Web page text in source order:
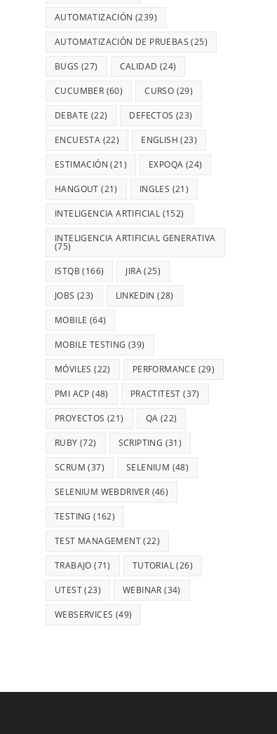
AUTOMATIZACIÓN (239)
AUTOMATIZACIÓN DE PRUEBAS (25)
BUGS (27) CALIDAD (24)
CUCUMBER (60) CURSO (29)
DEBATE (22) DEFECTOS (23)
ENCUESTA (22) ENGLISH (23)
ESTIMACIÓN (21) EXPOQA (24)
HANGOUT (21) INGLES (21)
INTELIGENCIA ARTIFICIAL (152)
INTELIGENCIA ARTIFICIAL GENERATIVA
(75)
ISTQB (166) JIRA(25)
JOBS (23) LINKEDIN (28)
MOBILE (64)
MOBILE TESTING (39)
MÓVILES (22) PERFORMANCE (29)
PMI ACP (48) PRACTITEST (37)
PROYECTOS (21) QA (22)
RUBY (72) SCRIPTING (31)
SCRUM (37) SELENIUM (48)
SELENIUM WEBDRIVER (46)
TESTING (162)
TEST MANAGEMENT(22)
TRABAJO (71) TUTORIAL(26)
UTEST(23) WEBINAR (34)
WEBSERVICES (49)